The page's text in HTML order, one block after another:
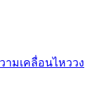
ามเคลื่อนไหววง